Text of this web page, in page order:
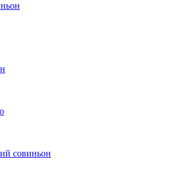
совиньон